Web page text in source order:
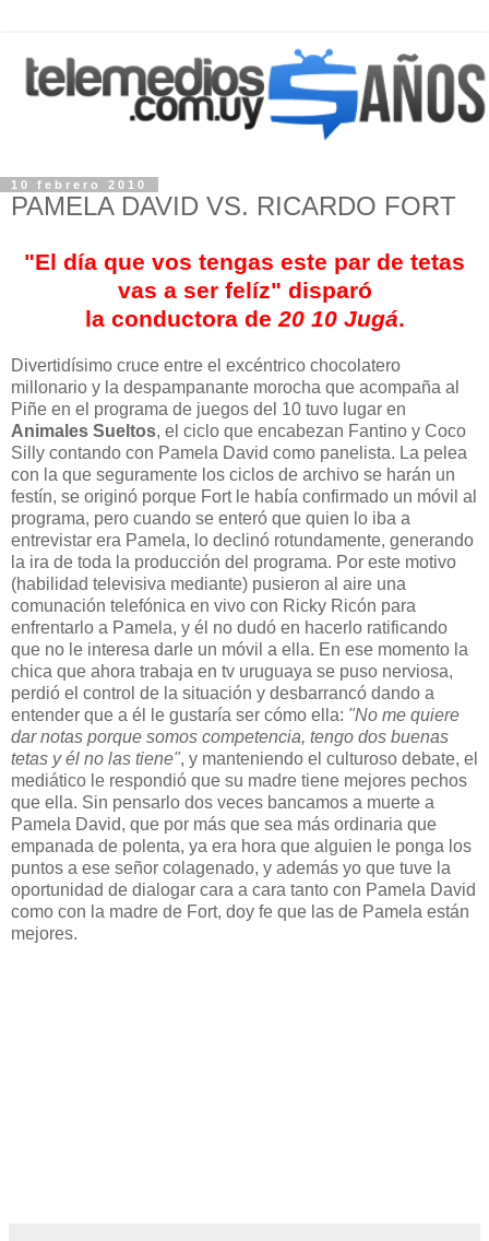
10 febrero 2010
PAMELA DAVID VS. RICARDO FORT
"El día que vos tengas este par de tetas
vas a ser felíz" disparó
la conductora de 20 10 Jugá.
Divertidísimo cruce entre el excéntrico chocolatero
millonario y la despampanante morocha que acompaña al
Piñe en el programa de juegos del 10 tuvo lugar en
Animales Sueltos, el ciclo que encabezan Fantino y Coco
Silly contando con Pamela David como panelista. La pelea
con la que seguramente los ciclos de archivo se harán un
festín, se originó porque Fort le había confirmado un móvil al
programa, pero cuando se enteró que quien lo iba a
entrevistar era Pamela, lo declinó rotundamente, generando
la ira de toda la producción del programa. Por este motivo
(habilidad televisiva mediante) pusieron al aire una
comunación telefónica en vivo con Ricky Ricón para
enfrentarlo a Pamela, y él no dudó en hacerlo ratificando
que no le interesa darle un móvil a ella. En ese momento la
chica que ahora trabaja en tv uruguaya se puso nerviosa,
perdió el control de la situación y desbarrancó dando a
entender que a él le gustaría ser cómo ella: "No me quiere
dar notas porque somos competencia, tengo dos buenas
tetas y él no las tiene", y manteniendo el culturoso debate, el
mediático le respondió que su madre tiene mejores pechos
que ella. Sin pensarlo dos veces bancamos a muerte a
Pamela David, que por más que sea más ordinaria que
empanada de polenta, ya era hora que alguien le ponga los
puntos a ese señor colagenado, y además yo que tuve la
oportunidad de dialogar cara a cara tanto con Pamela David
como con la madre de Fort, doy fe que las de Pamela están
mejores.